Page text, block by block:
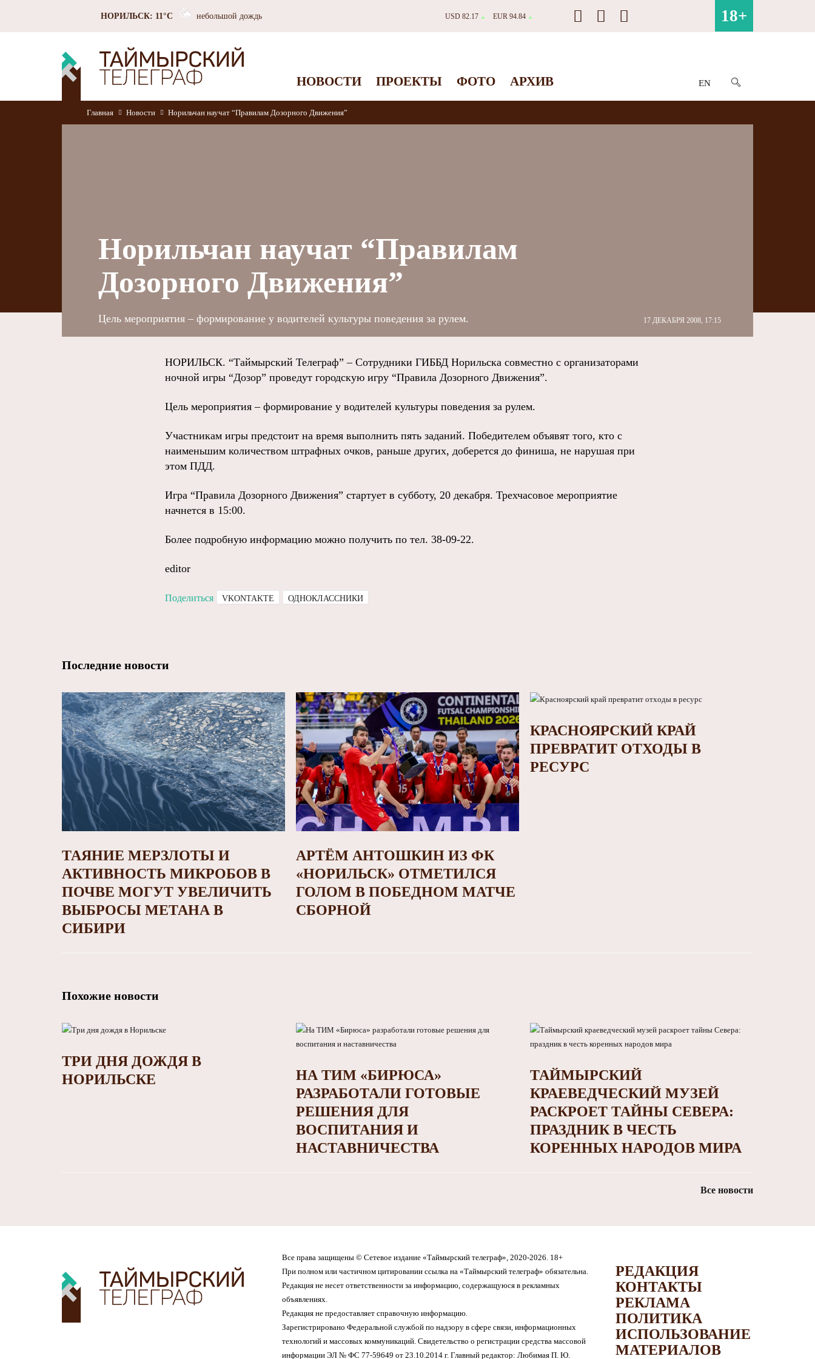
НОРИЛЬСК: 11°C небольшой дождь USD 82.17 ▲ EUR 94.84 ▲ 18+
НОВОСТИ ПРОЕКТЫ ФОТО АРХИВ EN
Главная Новости Норильчан научат “Правилам Дозорного Движения”
Норильчан научат “Правилам
Дозорного Движения”
17 ДЕКАБРЯ 2008, 17:15
Цель мероприятия – формирование у водителей культуры поведения за рулем.
НОРИЛЬСК. “Таймырский Телеграф” – Сотрудники ГИББД Норильска совместно с организаторами
ночной игры “Дозор” проведут городскую игру “Правила Дозорного Движения”.
Цель мероприятия – формирование у водителей культуры поведения за рулем.
Участникам игры предстоит на время выполнить пять заданий. Победителем объявят того, кто с
наименьшим количеством штрафных очков, раньше других, доберется до финиша, не нарушая при
этом ПДД.
Игра “Правила Дозорного Движения” стартует в субботу, 20 декабря. Трехчасовое мероприятие
начнется в 15:00.
Более подробную информацию можно получить по тел. 38-09-22.
editor
Поделиться VKONTAKTE ОДНОКЛАССНИКИ
Последние новости
ТАЯНИЕ МЕРЗЛОТЫ И
АКТИВНОСТЬ МИКРОБОВ В
ПОЧВЕ МОГУТ УВЕЛИЧИТЬ
ВЫБРОСЫ МЕТАНА В
СИБИРИ
АРТЁМ АНТОШКИН ИЗ ФК
«НОРИЛЬСК» ОТМЕТИЛСЯ
ГОЛОМ В ПОБЕДНОМ МАТЧЕ
СБОРНОЙ
КРАСНОЯРСКИЙ КРАЙ
ПРЕВРАТИТ ОТХОДЫ В
РЕСУРС
Похожие новости
ТРИ ДНЯ ДОЖДЯ В
НОРИЛЬСКЕ
НА ТИМ «БИРЮСА»
РАЗРАБОТАЛИ ГОТОВЫЕ
РЕШЕНИЯ ДЛЯ
ВОСПИТАНИЯ И
НАСТАВНИЧЕСТВА
ТАЙМЫРСКИЙ
КРАЕВЕДЧЕСКИЙ МУЗЕЙ
РАСКРОЕТ ТАЙНЫ СЕВЕРА:
ПРАЗДНИК В ЧЕСТЬ
КОРЕННЫХ НАРОДОВ МИРА
Все новости
Все права защищены © Сетевое издание «Таймырский телеграф», 2020-2026. 18+
При полном или частичном цитировании ссылка на «Таймырский телеграф» обязательна.
Редакция не несет ответственности за информацию, содержащуюся в рекламных
объявлениях.
Редакция не предоставляет справочную информацию.
Зарегистрировано Федеральной службой по надзору в сфере связи, информационных
технологий и массовых коммуникаций. Свидетельство о регистрации средства массовой
информации ЭЛ № ФС 77-59649 от 23.10.2014 г. Главный редактор: Любимая П. Ю.
РЕДАКЦИЯ
КОНТАКТЫ
РЕКЛАМА
ПОЛИТИКА
ИСПОЛЬЗОВАНИЕ
МАТЕРИАЛОВ